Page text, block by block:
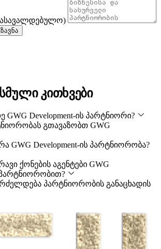
კითხვები
Development-ის პარტნიორი?
გთავაზობთ GWG
GWG Development-ის პარტნიორობა?
ქონების აგენტები GWG
პარტნიორობით?
პარტნიორობის განაცხადის